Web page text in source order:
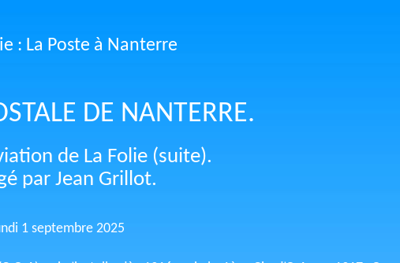
: La Poste à Nanterre
DE NANTERRE.
de La Folie (suite).
par Jean Grillot.
1 septembre 2025